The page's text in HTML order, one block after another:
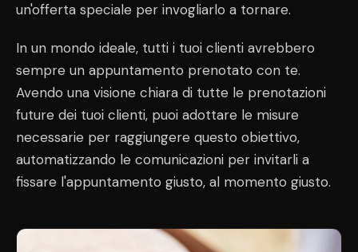
un'offerta speciale per invogliarlo a tornare.
In un mondo ideale, tutti i tuoi clienti avrebbero
sempre un appuntamento prenotato con te.
Avendo una visione chiara di tutte le prenotazioni
future dei tuoi clienti, puoi adottare le misure
necessarie per raggiungere questo obiettivo,
automatizzando le comunicazioni per invitarli a
fissare l'appuntamento giusto, al momento giusto.